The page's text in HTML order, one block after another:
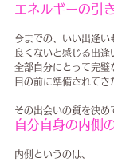
エネルギーの引
今までの、いい出逢い
良くないと感じる出逢
全部自分にとって完璧
目の前に準備されてき
その出会いの質を決め
自分自身の内側
内側というのは、